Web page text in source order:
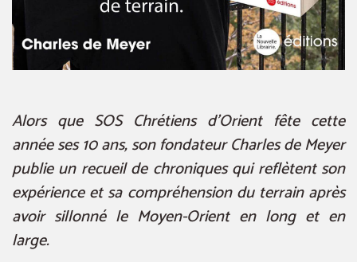
Alors que SOS Chrétiens d’Orient fête cette
année ses 10 ans, son fondateur Charles de Meyer
publie un recueil de chroniques qui reflètent son
expérience et sa compréhension du terrain après
avoir sillonné le Moyen-Orient en long et en
large.